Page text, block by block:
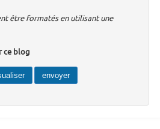
être formatés en utilisant une
ce blog